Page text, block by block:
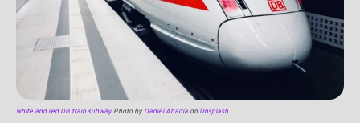
white and red DB train subwayPhoto byDaniel Abadia on Unsplash